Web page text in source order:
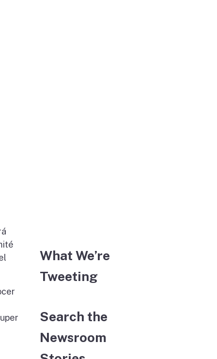
What We’re
Tweeting
Search the
Newsroom